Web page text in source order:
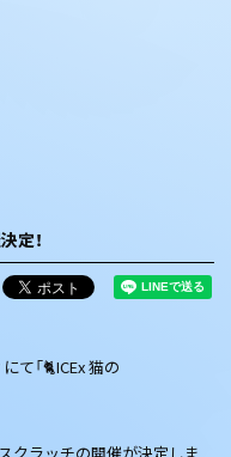
定！
て「🐈ICEx 猫の